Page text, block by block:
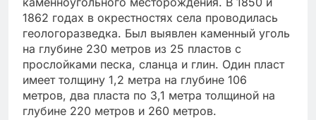
1862 годах в окрестностях села проводилась
геологоразведка. Был выявлен каменный уголь
на глубине 230 метров из 25 пластов с
прослойками песка, сланца и глин. Один пласт
имеет толщину 1,2 метра на глубине 106
метров, два пласта по 3,1 метра толщиной на
глубине 220 метров и 260 метров.